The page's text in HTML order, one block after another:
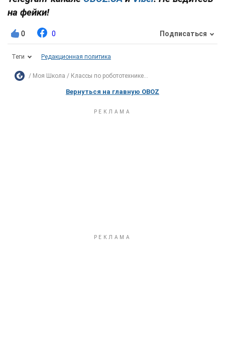
на фейки!
0 0 Подписаться
Теги Редакционная политика
Моя Школа Классы по робототехнике...
Вернуться на главную OBOZ